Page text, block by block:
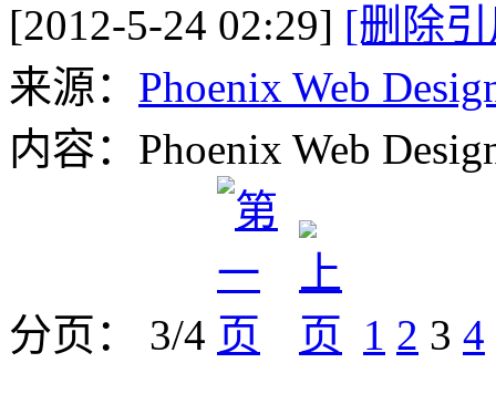
[2012-5-24 02:29] [删除
来源： Phoenix Web
内容：Phoenix Web
分页： 3/4 1 2 3 4